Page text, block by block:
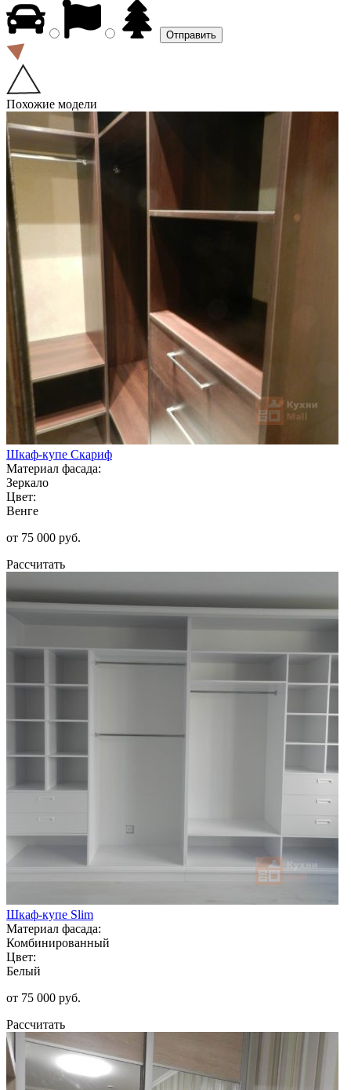
Похожие модели
Шкаф-купе Скариф
Материал фасада:
Зеркало
Цвет:
Венге
от 75 000 руб.
Рассчитать
Шкаф-купе Slim
Материал фасада:
Комбинированный
Цвет:
Белый
от 75 000 руб.
Рассчитать